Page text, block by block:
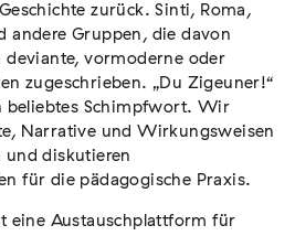
Roma
August 2026 Darmstadt
– Deportation –
zurück. Sinti, Roma,
andere Gruppen, die davon
deviante, vormoderne oder
zugeschrieben. „Du Zigeuner!“
beliebtes Schimpfwort. Wir
Narrative und Wirkungsweisen
und diskutieren
für die pädagogische Praxis.
eine Austauschplattform für